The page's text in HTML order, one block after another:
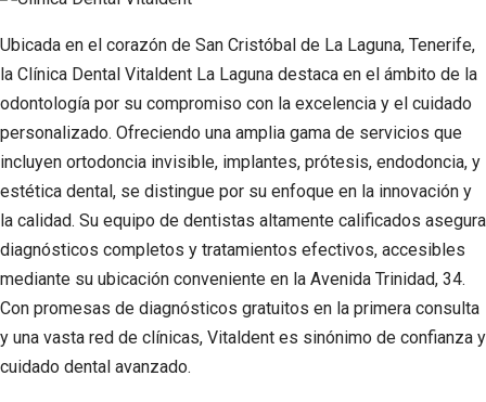
Ubicada en el corazón de San Cristóbal de La Laguna, Tenerife,
la Clínica Dental Vitaldent La Laguna destaca en el ámbito de la
odontología por su compromiso con la excelencia y el cuidado
personalizado. Ofreciendo una amplia gama de servicios que
incluyen ortodoncia invisible, implantes, prótesis, endodoncia, y
estética dental, se distingue por su enfoque en la innovación y
la calidad. Su equipo de dentistas altamente calificados asegura
diagnósticos completos y tratamientos efectivos, accesibles
mediante su ubicación conveniente en la Avenida Trinidad, 34.
Con promesas de diagnósticos gratuitos en la primera consulta
y una vasta red de clínicas, Vitaldent es sinónimo de confianza y
cuidado dental avanzado.